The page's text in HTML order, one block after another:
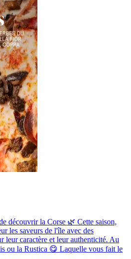
découvrir la Corse 🌿 Cette saison,
les saveurs de l'île avec des
leur caractère et leur authenticité. Au
ou la Rustica 😋 Laquelle vous fait le